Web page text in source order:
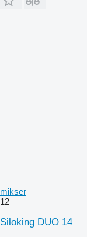
mikser
12
Siloking DUO 14